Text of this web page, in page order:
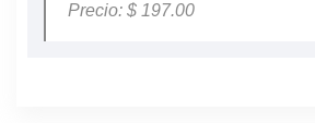
Precio: $ 197.00